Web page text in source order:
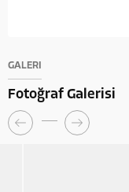
GALERİ
Fotoğraf Galerisi